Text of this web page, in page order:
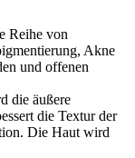
Reihe von
Akne
und offenen
die äußere
die Textur der
Die Haut wird